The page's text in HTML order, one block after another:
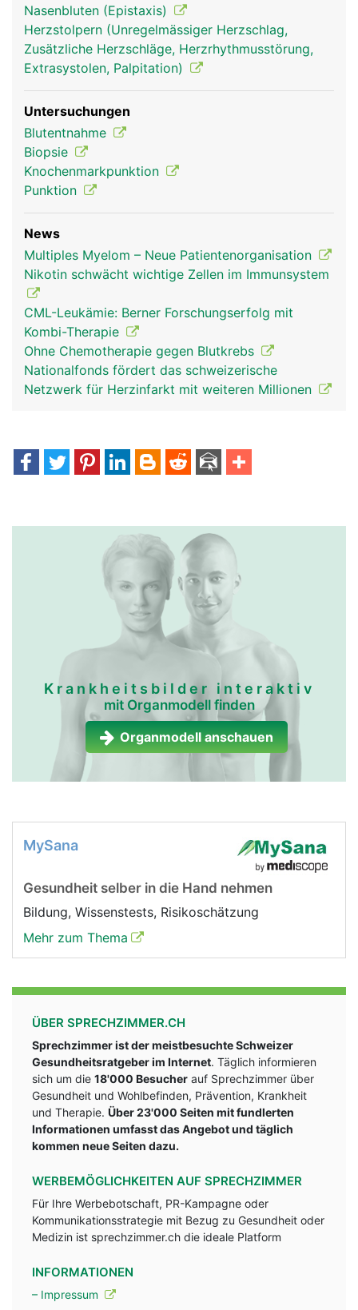
Nasenbluten (Epistaxis)
Herzstolpern (Unregelmässiger Herzschlag,
Zusätzliche Herzschläge, Herzrhythmusstörung,
Extrasystolen, Palpitation)
Untersuchungen
Blutentnahme
Biopsie
Knochenmarkpunktion
Punktion
News
Multiples Myelom – Neue Patientenorganisation
Nikotin schwächt wichtige Zellen im Immunsystem
CML-Leukämie: Berner Forschungserfolg mit
Kombi-Therapie
Ohne Chemotherapie gegen Blutkrebs
Nationalfonds fördert das schweizerische
Netzwerk für Herzinfarkt mit weiteren Millionen
Krankheitsbilder interaktiv
mit Organmodell finden
Organmodell anschauen
MySana
Gesundheit selber in die Hand nehmen
Bildung, Wissenstests, Risikoschätzung
Mehr zum Thema
ÜBER SPRECHZIMMER.CH
Sprechzimmer ist der meistbesuchte Schweizer
Gesundheitsratgeber im Internet. Täglich informieren
sich um die 18'000 Besucher auf Sprechzimmer über
Gesundheit und Wohlbefinden, Prävention, Krankheit
und Therapie. Über 23'000 Seiten mit fundlerten
Informationen umfasst das Angebot und täglich
kommen neue Seiten dazu.
WERBEMÖGLICHKEITEN AUF SPRECHZIMMER
Für Ihre Werbebotschaft, PR-Kampagne oder
Kommunikationsstrategie mit Bezug zu Gesundheit oder
Medizin ist sprechzimmer.ch die ideale Platform
INFORMATIONEN
– Impressum